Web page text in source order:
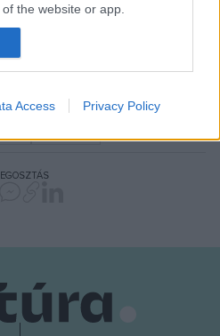
the website or app.
enable storage
to enable storage
and other
Access Privacy Policy